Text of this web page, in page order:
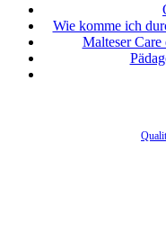
Wie komme ich
Malteser